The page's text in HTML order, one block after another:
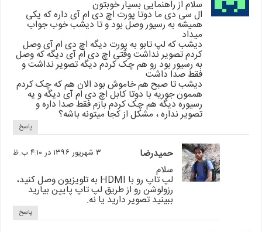
سلام از راهنمایی بسیار خوبتون
ال سی دی ما دوتا پورت اچ دی ام آی داره که یکی
همیشه به رسیور وصل بود و تا دیشب خوب جواب
میداد
دیشب که لپ تابو به پورت دیگه اچ دی ام آی وصل
کردم تصویر نداشت وقتی اچ دی ام آی دیگه که وصل
به رسیور بود رو هم چک کردم دیگه تصویر نداشت و
فقط صدا داشت
دیشب تا صبح هم خاموش بود الان هم که چک کردم
هممون جوریه با دوتا کابل اچ دی ام آی دیگه و یه
رسیوره دیگه هم چک کردم بازم فقط صدا داره و
تصویر نداره ، مشکل از کجا میتونه باشه؟
پاسخ
حمیدرضا ۳ شهریور ۱۳۹۶ در ۴:۱۰ ب.ظ
سلام
لپ تاپ رو با HDMI به تلویزیون وصل کنید،
رزولوشن رو از طریق لپ تاپ پایین بیارید
ببینید تصویر دارید یا نه.
پاسخ